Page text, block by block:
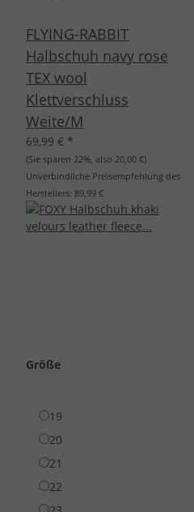
FLYING-RABBIT
Halbschuh navy rose
TEX wool
Klettverschluss
Weite/M
69,99 € *
(Sie sparen 22%, also 20,00 €)
Unverbindliche Preisempfehlung des
Herstellers: 89,99 €
Größe
19
20
21
22